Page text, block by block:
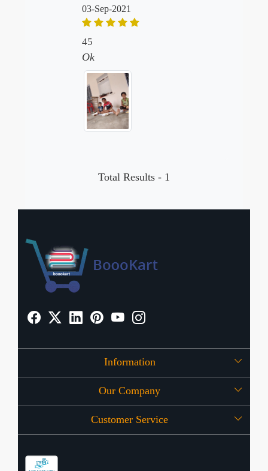
03-Sep-2021
45
Ok
Total Results - 1
Information
About Us
OFFERS
Our Company
Press Release
Customer Service